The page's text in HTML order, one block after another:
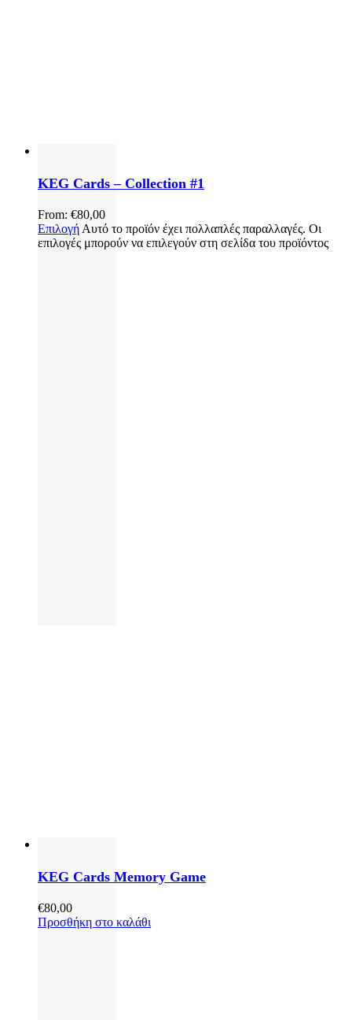
KEG Cards – Collection #1
From: €80,00
Επιλογή Αυτό το προϊόν έχει πολλαπλές παραλλαγές. Οι
επιλογές μπορούν να επιλεγούν στη σελίδα του προϊόντος
KEG Cards Memory Game
€80,00
Προσθήκη στο καλάθι